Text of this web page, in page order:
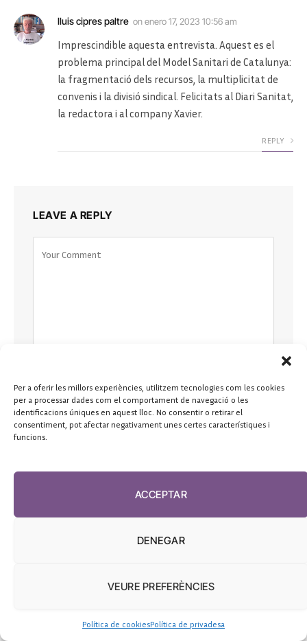
Per a oferir les millors experiències, utilitzem tecnologies com les cookies
per a processar dades com el comportament de navegació o les
identificacions úniques en aquest lloc. No consentir o retirar el
consentiment, pot afectar negativament unes certes característiques i
funcions.
ACCEPTAR
DENEGAR
VEURE PREFERÈNCIES
Política de cookiesPolítica de privadesa
lluis cipres paltre onenero 17, 2023 10:56 am
Imprescindible aquesta entrevista. Aquest es el
problema principal del Model Sanitari de Catalunya:
la fragmentació dels recursos, la multiplicitat de
convenis i la divisió sindical. Felicitats al Diari Sanitat,
la redactora i al company Xavier.
REPLY
LEAVE A REPLY